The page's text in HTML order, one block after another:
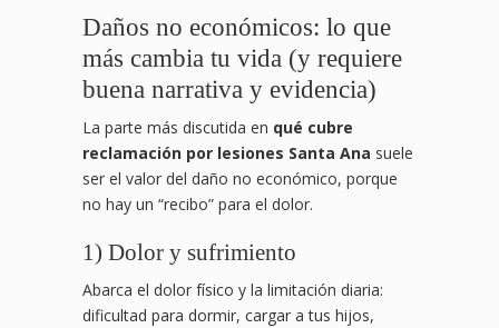
Daños no económicos: lo que
más cambia tu vida (y requiere
buena narrativa y evidencia)
La parte más discutida en qué cubre
reclamación por lesiones Santa Ana suele
ser el valor del daño no económico, porque
no hay un “recibo” para el dolor.
1) Dolor y sufrimiento
Abarca el dolor físico y la limitación diaria:
dificultad para dormir, cargar a tus hijos,